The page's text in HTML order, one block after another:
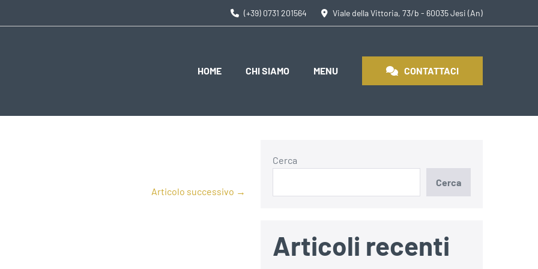
(+39) 0731 201564 Viale della Vittoria, 73/b - 60035 Jesi (An)
HOME CHI SIAMO MENU CONTATTACI
Articolo successivo →
Cerca
Cerca
Articoli recenti